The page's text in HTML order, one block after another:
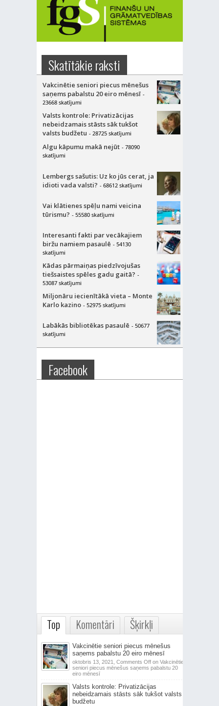
Skatītākie raksti
Vakcinētie seniori piecus mēnešus
saņems pabalstu 20 eiro mēnesī -
23668 skatījumi
Valsts kontrole: Privatizācijas
nebeidzamais stāsts sāk tukšot
valsts budžetu - 28725 skatījumi
Algu kāpumu makā nejūt - 78090
skatījumi
Lembergs sašutis: Uz ko jūs cerat, ja
idioti vada valsti? - 68612 skatījumi
Vai klātienes spēļu nami veicina
tūrismu? - 55580 skatījumi
Interesanti fakti par vecākajiem
biržu namiem pasaulē - 54130
skatījumi
Kādas pārmaiņas piedzīvojušas
tiešsaistes spēles gadu gaitā? -
53087 skatījumi
Miljonāru iecienītākā vieta – Monte
Karlo kazino - 52975 skatījumi
Labākās bibliotēkas pasaulē - 50677
skatījumi
Facebook
Top Komentāri Šķirkļi
Vakcinētie seniori piecus mēnešus
saņems pabalstu 20 eiro mēnesī
oktobris 13, 2021, Comments Offon Vakcinētie
seniori piecus mēnešus saņems pabalstu 20
eiro mēnesī
Valsts kontrole: Privatizācijas
nebeidzamais stāsts sāk tukšot valsts
budžetu